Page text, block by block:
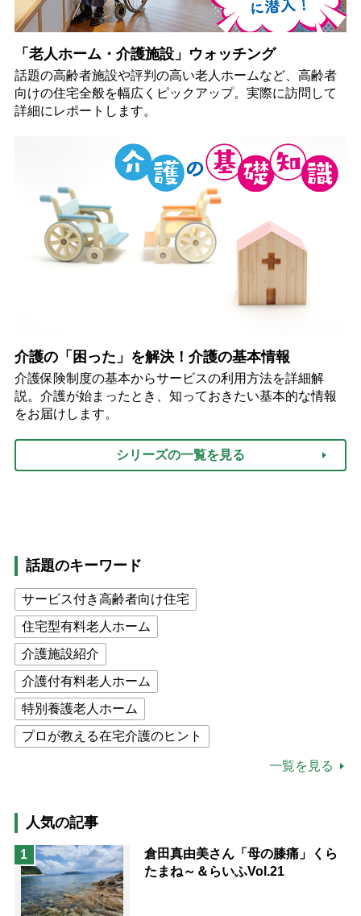
「老人ホーム・介護施設」ウォッチング
話題の高齢者施設や評判の高い老人ホームなど、高齢者
向けの住宅全般を幅広くピックアップ。実際に訪問して
詳細にレポートします。
介護の「困った」を解決！介護の基本情報
介護保険制度の基本からサービスの利用方法を詳細解
説。介護が始まったとき、知っておきたい基本的な情報
をお届けします。
シリーズの一覧を見る
話題のキーワード
サービス付き高齢者向け住宅
住宅型有料老人ホーム
介護施設紹介
介護付有料老人ホーム
特別養護老人ホーム
プロが教える在宅介護のヒント
猫が母になつきません
息子の遠距離介護サバイバル術
兄がボケました
便利なサービス
予防法
一覧を見る
人気の記事
1
倉田真由美さん「母の膝痛」くら
たまね～＆らいふVol.21